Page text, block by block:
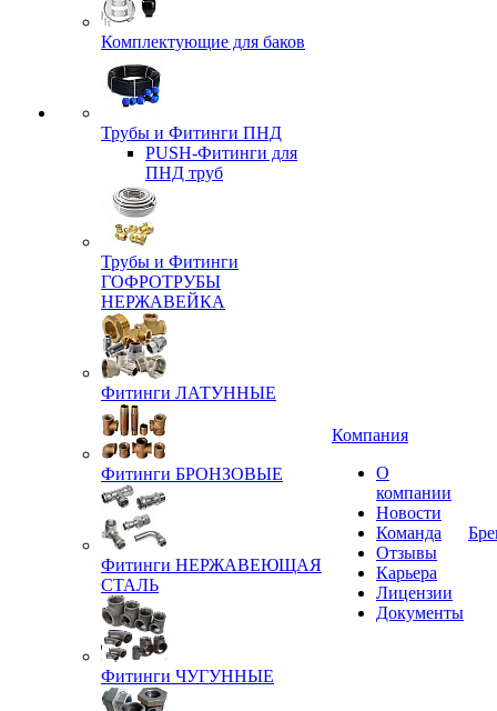
Комплектующие для баков
Трубы и Фитинги ПНД
PUSH-Фитинги для
ПНД труб
Трубы и Фитинги
ГОФРОТРУБЫ
НЕРЖАВЕЙКА
Фитинги ЛАТУННЫЕ
Фитинги БРОНЗОВЫЕ
Фитинги НЕРЖАВЕЮЩАЯ
СТАЛЬ
Фитинги ЧУГУННЫЕ
Компания
О
компании
Новости
Команда
Отзывы
Карьера
Лицензии
Документы